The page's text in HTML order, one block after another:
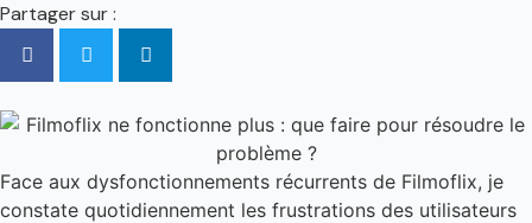
Partager sur :
Face aux dysfonctionnements récurrents de Filmoflix, je
constate quotidiennement les frustrations des utilisateurs